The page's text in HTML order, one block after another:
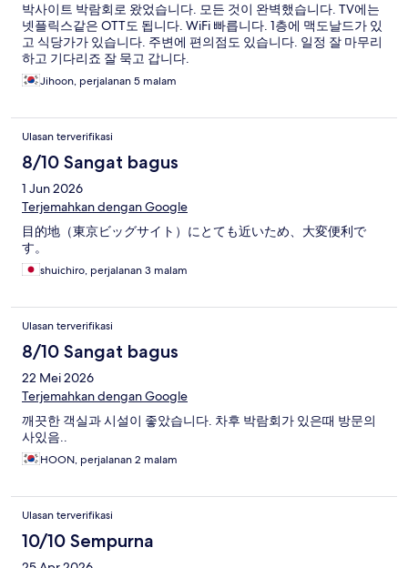
박사이트 박람회로 왔었습니다. 모든 것이 완벽했습니다. TV에는
넷플릭스같은 OTT도 됩니다. WiFi 빠릅니다. 1층에 맥도날드가 있
고 식당가가 있습니다. 주변에 편의점도 있습니다. 일정 잘 마무리
하고 기다리죠 잘 묵고 갑니다.
Jihoon, perjalanan 5 malam
Ulasan terverifikasi
8/10 Sangat bagus
1 Jun 2026
Terjemahkan dengan Google
目的地（東京ビッグサイト）にとても近いため、大変便利で
す。
shuichiro, perjalanan 3 malam
Ulasan terverifikasi
8/10 Sangat bagus
22 Mei 2026
Terjemahkan dengan Google
깨끗한 객실과 시설이 좋았습니다. 차후 박람회가 있은때 방문의
사있음..
HOON, perjalanan 2 malam
Ulasan terverifikasi
10/10 Sempurna